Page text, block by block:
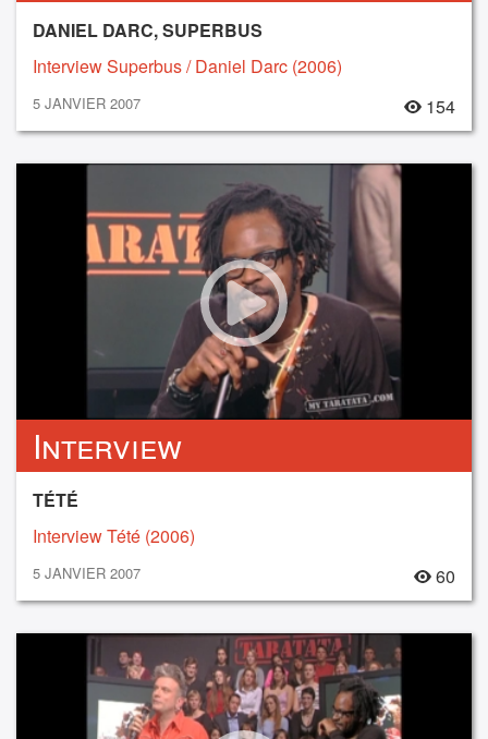
DANIEL DARC, SUPERBUS
Interview Superbus / Daniel Darc (2006)
5 JANVIER 2007 154
Interview
TÉTÉ
Interview Tété (2006)
5 JANVIER 2007 60